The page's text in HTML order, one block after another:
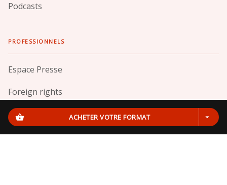
shopping_basket ACHETER VOTRE FORMAT arrow_drop_down
Podcasts
PROFESSIONNELS
Espace Presse
Foreign rights
Sites partenaires